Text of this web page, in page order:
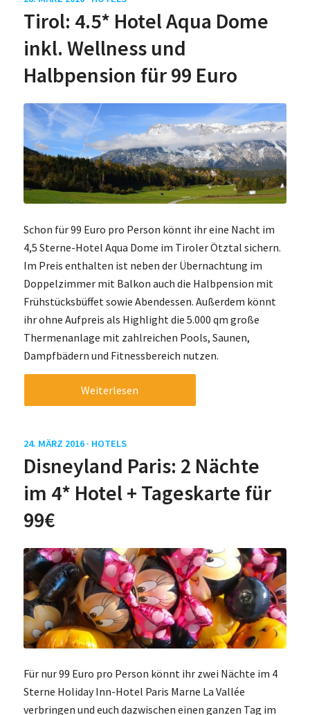
Tirol: 4.5* Hotel Aqua Dome
inkl. Wellness und
Halbpension für 99 Euro
Schon für 99 Euro pro Person könnt ihr eine Nacht im
4,5 Sterne-Hotel Aqua Dome im Tiroler Ötztal sichern.
Im Preis enthalten ist neben der Übernachtung im
Doppelzimmer mit Balkon auch die Halbpension mit
Frühstücksbüffet sowie Abendessen. Außerdem könnt
ihr ohne Aufpreis als Highlight die 5.000 qm große
Thermenanlage mit zahlreichen Pools, Saunen,
Dampfbädern und Fitnessbereich nutzen.
Weiterlesen
24. MÄRZ 2016 · HOTELS
Disneyland Paris: 2 Nächte
im 4* Hotel + Tageskarte für
99€
Für nur 99 Euro pro Person könnt ihr zwei Nächte im 4
Sterne Holiday Inn-Hotel Paris Marne La Vallée
verbringen und euch dazwischen einen ganzen Tag im